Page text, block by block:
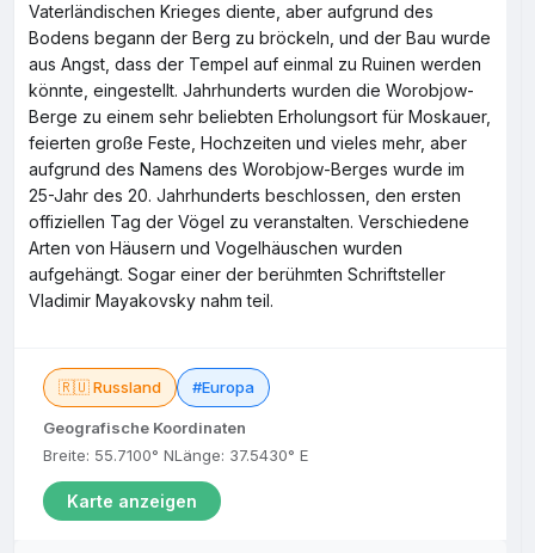
Vaterländischen Krieges diente, aber aufgrund des
Bodens begann der Berg zu bröckeln, und der Bau wurde
aus Angst, dass der Tempel auf einmal zu Ruinen werden
könnte, eingestellt. Jahrhunderts wurden die Worobjow-
Berge zu einem sehr beliebten Erholungsort für Moskauer,
feierten große Feste, Hochzeiten und vieles mehr, aber
aufgrund des Namens des Worobjow-Berges wurde im
25-Jahr des 20. Jahrhunderts beschlossen, den ersten
offiziellen Tag der Vögel zu veranstalten. Verschiedene
Arten von Häusern und Vogelhäuschen wurden
aufgehängt. Sogar einer der berühmten Schriftsteller
Vladimir Mayakovsky nahm teil.
🇷🇺 Russland #Europa
Geografische Koordinaten
Breite: 55.7100° NLänge: 37.5430° E
Karte anzeigen